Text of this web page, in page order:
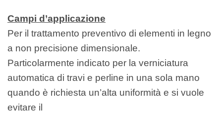
Campi d’applicazione
Per il trattamento preventivo di elementi in legno
a non precisione dimensionale.
Particolarmente indicato per la verniciatura
automatica di travi e perline in una sola mano
quando è richiesta un’alta uniformità e si vuole
evitare il